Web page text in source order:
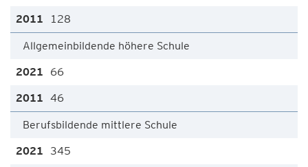
128
Allgemeinbildende höhere Schule
66
46
Berufsbildende mittlere Schule
345